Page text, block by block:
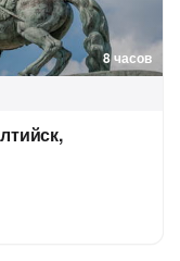
8 часов